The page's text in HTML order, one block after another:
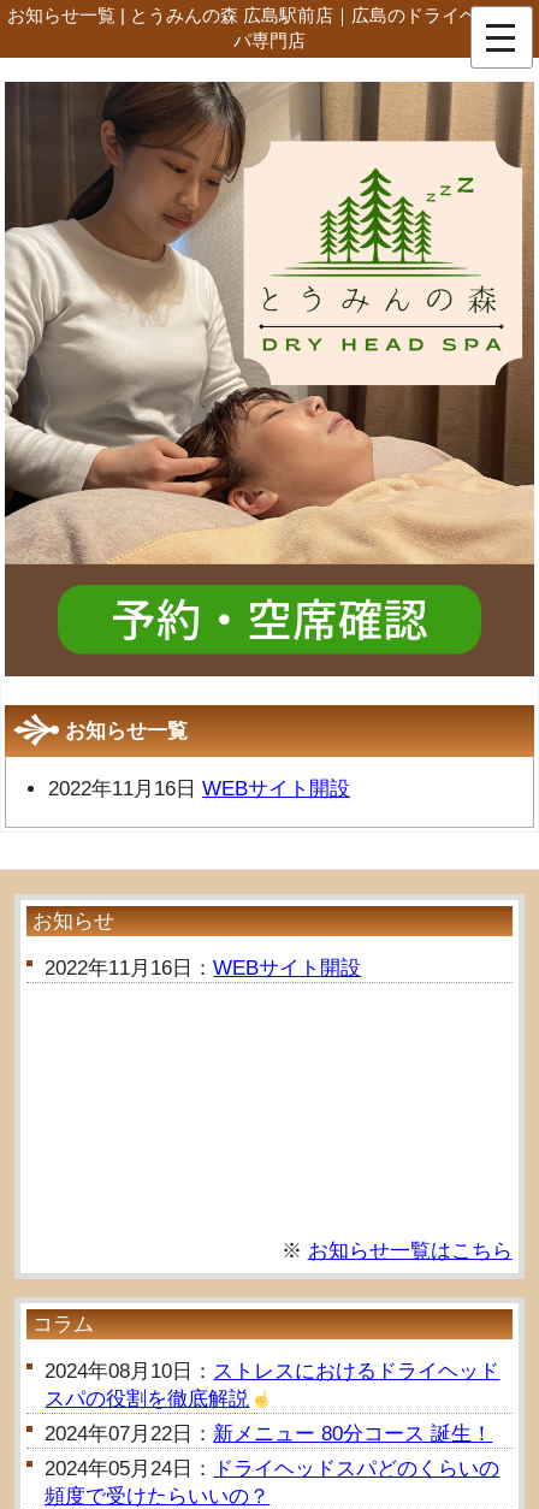
お知らせ一覧 | とうみんの森 広島駅前店｜広島のドライヘッドス
パ専門店
お知らせ一覧
2022年11月16日 WEBサイト開設
お知らせ
2022年11月16日：WEBサイト開設
※ お知らせ一覧はこちら
コラム
2024年08月10日： ストレスにおけるドライヘッド
スパの役割を徹底解説
2024年07月22日： 新メニュー 80分コース 誕生！
2024年05月24日：
ドライヘッドスパどのくらいの
頻度で受けたらいいの？